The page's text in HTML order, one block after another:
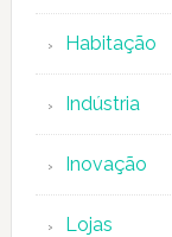
Habitação
Indústria
Inovação
Lojas